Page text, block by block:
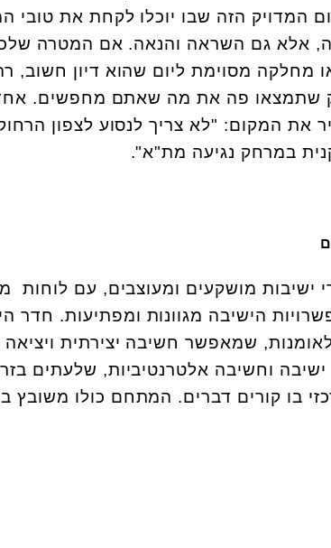
המדויק הזה שבו יוכלו לקחת את טובי
אלא גם השראה והנאה. אם המטרה
מחלקה מסוימת ליום שהוא דיון חשוב,
שתמצאו פה את מה שאתם מחפשים.
את המקום: "לא צריך לנסוע לצפון
במרחק נגיעה מת"א".
מושקעים ומעוצבים, עם לוחות
הישיבה מגוונות ומפתיעות. חדר
שמאפשר חשיבה יצירתית
וחשיבה אלטרנטיביות, שלעתים
בו קורים דברים. המתחם כולו משובץ